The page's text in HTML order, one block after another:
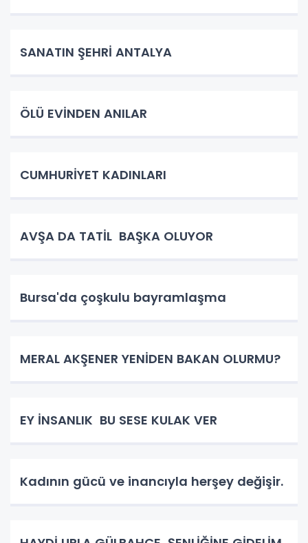
SANATIN ŞEHRİ ANTALYA
ÖLÜ EVİNDEN ANILAR
CUMHURİYET KADINLARI
AVŞA DA TATİL BAŞKA OLUYOR
Bursa'da çoşkulu bayramlaşma
MERAL AKŞENER YENİDEN BAKAN OLURMU?
EY İNSANLIK BU SESE KULAK VER
Kadının gücü ve inancıyla herşey değişir.